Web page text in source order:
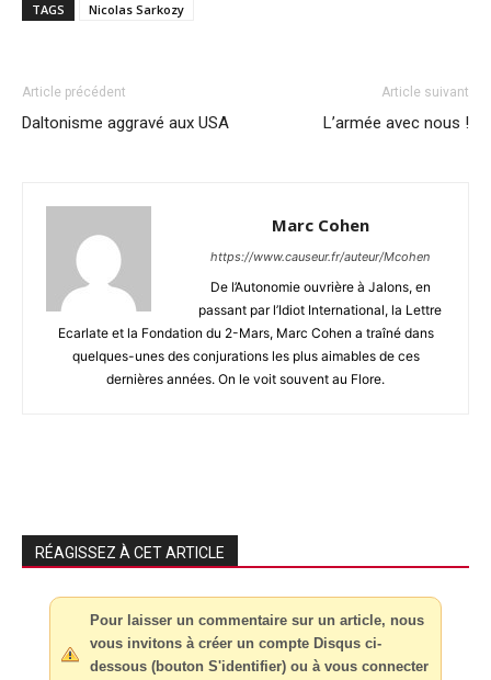
TAGS Nicolas Sarkozy
Article précédent
Daltonisme aggravé aux USA
Article suivant
L’armée avec nous !
Marc Cohen
https://www.causeur.fr/auteur/Mcohen
De l’Autonomie ouvrière à Jalons, en
passant par l’Idiot International, la Lettre
Ecarlate et la Fondation du 2-Mars, Marc Cohen a traîné dans
quelques-unes des conjurations les plus aimables de ces
dernières années. On le voit souvent au Flore.
RÉAGISSEZ À CET ARTICLE
Pour laisser un commentaire sur un article, nous
vous invitons à créer un compte Disqus ci-
dessous (bouton S'identifier) ou à vous connecter